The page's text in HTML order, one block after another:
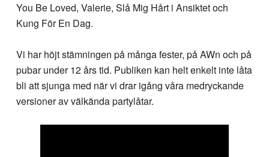
You Be Loved, Valerie, Slå Mig Hårt i Ansiktet och
Kung För En Dag.
Vi har höjt stämningen på många fester, på AWn och på
pubar under 12 års tid. Publiken kan helt enkelt inte låta
bli att sjunga med när vi drar igång våra medryckande
versioner av välkända partylåtar.